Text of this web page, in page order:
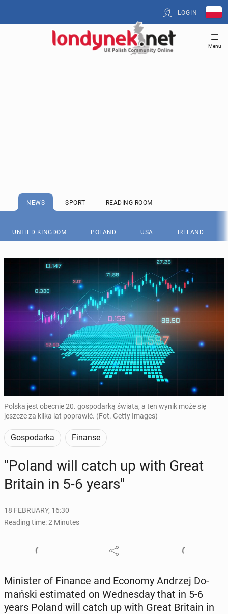
LOGIN
Menu
NEWS SPORT READING ROOM
UNITED KINGDOM POLAND USA IRELAND
Polska jest obecnie 20. gospodarką świata, a ten wynik może się
jeszcze za kilka lat poprawić. (Fot. Getty Images)
Gospodarka Finanse
"Poland will catch up with Great
Britain in 5-6 years"
18 FEBRUARY, 16:30
Reading time: 2 Minutes
Min­is­ter of Finance and Economy Andrzej Do­
mańs­ki es­ti­mat­ed on Wednes­day that in 5-6
years Poland will catch up with Great Britain in